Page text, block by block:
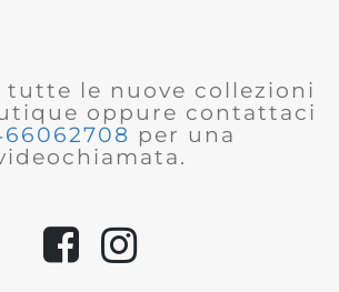
tutte le nuove collezioni
oppure contattaci
per una